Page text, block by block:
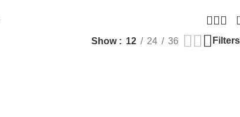
Show 12 24 36 Filters